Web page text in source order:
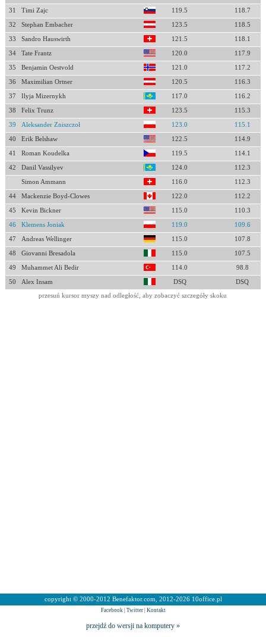
31 Timi Zajc 119.5 118.7
32 Stephan Embacher 123.5 118.5
33 Sandro Hauswirth 121.5 118.1
34 Tate Frantz 120.0 117.9
35 Benjamin Oestvold 121.0 117.2
36 Maximilian Ortner 120.5 116.3
37 Ilyja Mizernykh 117.0 116.2
38 Felix Trunz 123.5 115.3
39 Aleksander Zniszczoł 123.0 115.1
40 Erik Belshaw 122.5 114.9
41 Roman Koudelka 119.5 114.1
42 Danil Vassilyev 124.0 112.3
Simon Ammann 116.0 112.3
44 Mackenzie Boyd-Clowes 122.0 112.2
45 Kevin Bickner 115.0 110.3
46 Klemens Joniak 119.0 109.6
47 Andreas Wellinger 115.0 107.8
48 Giovanni Bresadola 115.0 107.5
49 Muhammet Ali Bedir 114.0 98.8
50 Alex Insam DSQ DSQ
przesuń kursor myszy nad odległość, aby zobaczyć szczegóły skoku
copyright © 2000-2012 Benefaktor.com, 2012-2026 10office.pl
Facebook| Twitter| Kontakt
przejdź do wersji na komputery »